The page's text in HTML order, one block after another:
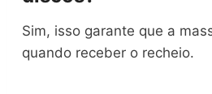
Sim, isso garante que a
quando receber o recheio.